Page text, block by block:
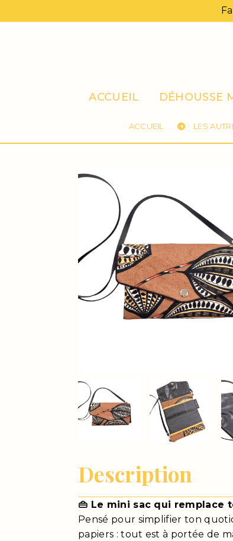
ACCUEIL DÉHOUSSE
ACCUEIL LES
Description
👜 Le mini sac qui
Pensé pour simplifier ton
papiers : tout est à portée de